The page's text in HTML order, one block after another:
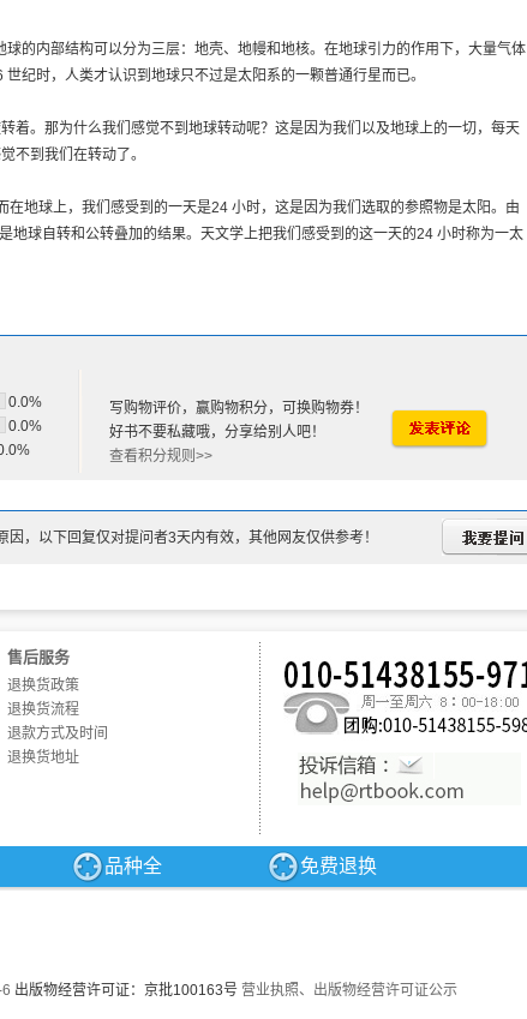
的内部结构可以分为三层：地壳、地幔和地核。在地球引力的作用下，大量气体
纪时，人类才认识到地球只不过是太阳系的一颗普通行星而已。
着。那为什么我们感觉不到地球转动呢？这是因为我们以及地球上的一切，每天
不到我们在转动了。
地球上，我们感受到的一天是24 小时，这是因为我们选取的参照物是太阳。由
地球自转和公转叠加的结果。天文学上把我们感受到的这一天的24 小时称为一太
0.0%
0.0%
写购物评价，赢购物积分，可换购物券！
好书不要私藏哦，分享给别人吧！
查看积分规则>>
，以下回复仅对提问者3天内有效，其他网友仅供参考！
售后服务
退换货政策
退换货流程
退款方式及时间
退换货地址
品种全 免费退换
出版物经营许可证：京批100163号 营业执照、出版物经营许可证公示